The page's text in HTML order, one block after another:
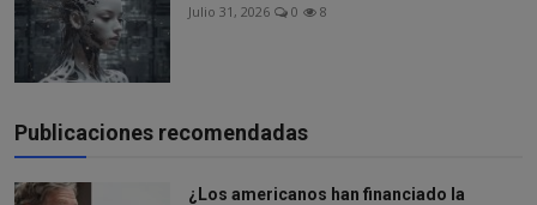
Julio 31, 2026 0 8
Publicaciones recomendadas
¿Los americanos han financiado la